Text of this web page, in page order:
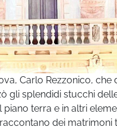
Carlo Rezzonico, che
gli splendidi stucchi
terra e in altri
dei matrimoni